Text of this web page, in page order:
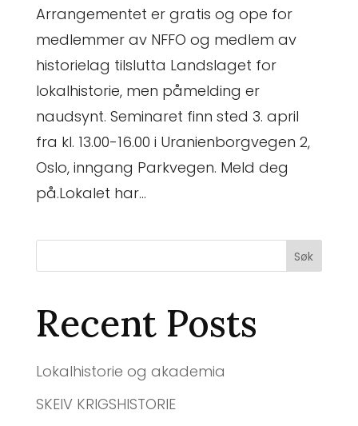
Arrangementet er gratis og ope for
medlemmer av NFFO og medlem av
historielag tilslutta Landslaget for
lokalhistorie, men påmelding er
naudsynt. Seminaret finn sted 3. april
fra kl. 13.00-16.00 i Uranienborgvegen 2,
Oslo, inngang Parkvegen. Meld deg
på.Lokalet har...
Søk
Recent Posts
Lokalhistorie og akademia
SKEIV KRIGSHISTORIE